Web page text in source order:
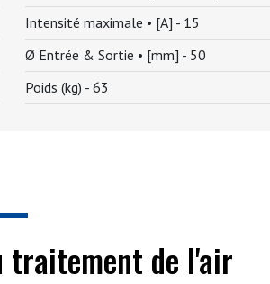
Intensité maximale • [A] - 15
Ø Entrée & Sortie • [mm] - 50
Poids (kg) - 63
traitement de l'air